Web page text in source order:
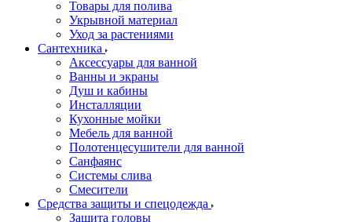
Товары для полива
Укрывной материал
Уход за растениями
Сантехника
Аксессуары для ванной
Ванны и экраны
Душ и кабины
Инсталляции
Кухонные мойки
Мебель для ванной
Полотенцесушители для ванной
Санфаянс
Системы слива
Смесители
Средства защиты и спецодежда
Защита головы